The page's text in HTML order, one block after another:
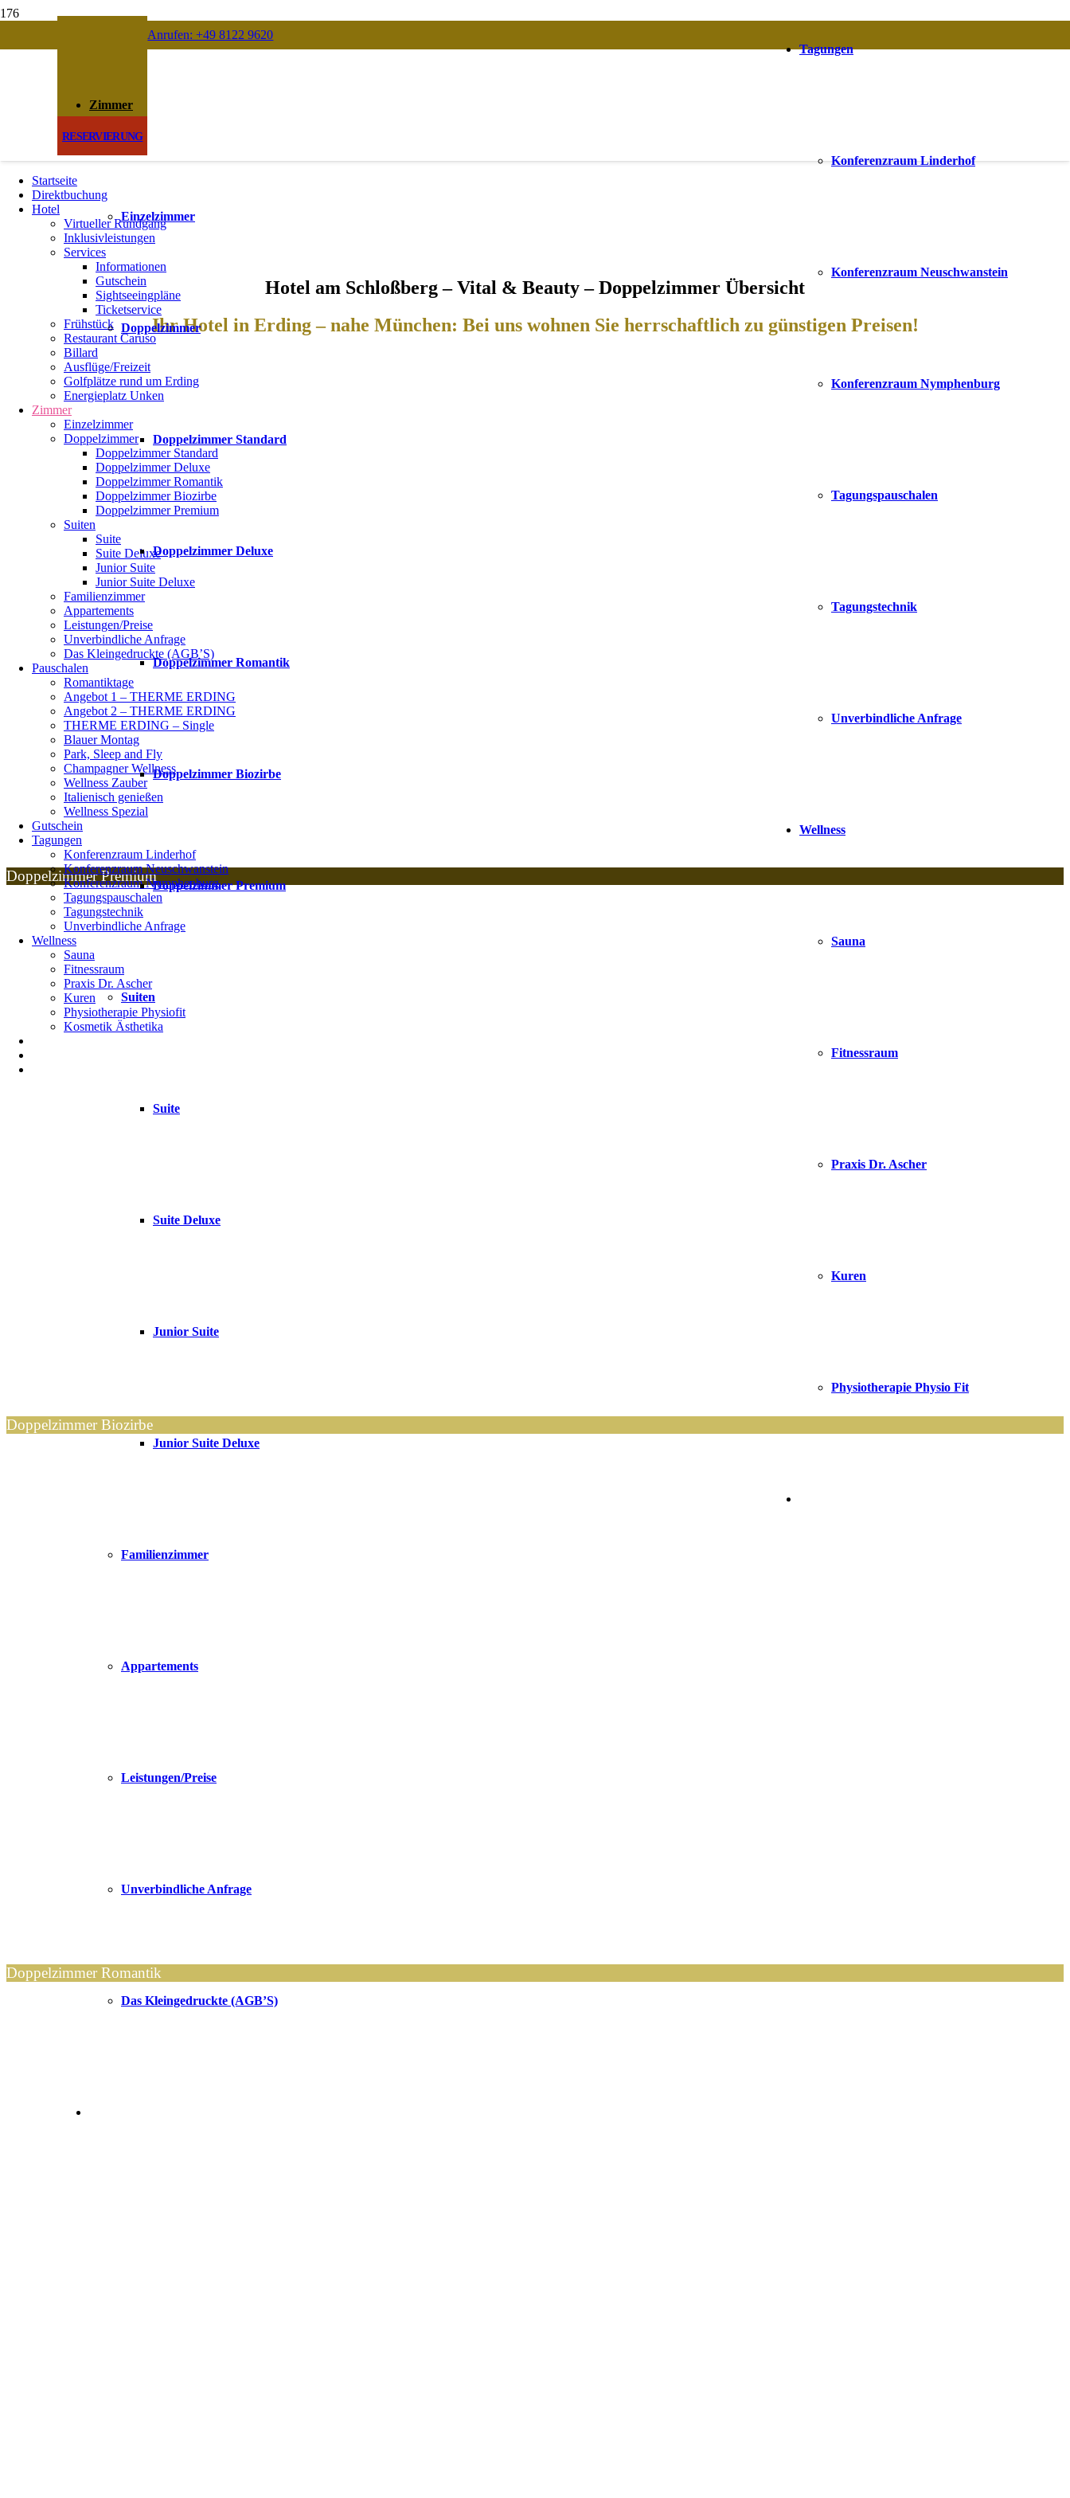
RESERVIERUNG
Anrufen: +49 8122 9620
Zimmer
Einzelzimmer
Doppelzimmer
Doppelzimmer Standard
Doppelzimmer Deluxe
Doppelzimmer Romantik
Doppelzimmer Biozirbe
Doppelzimmer Premium
Suiten
Suite
Suite Deluxe
Junior Suite
Junior Suite Deluxe
Familienzimmer
Appartements
Leistungen/Preise
Unverbindliche Anfrage
Das Kleingedruckte (AGB’S)
Tagungen
Konferenzraum Linderhof
Konferenzraum Neuschwanstein
Konferenzraum Nymphenburg
Tagungspauschalen
Tagungstechnik
Unverbindliche Anfrage
Wellness
Sauna
Fitnessraum
Praxis Dr. Ascher
Kuren
Physiotherapie Physio Fit
Startseite
Direktbuchung
Hotel
Virtueller Rundgang
Inklusivleistungen
Services
Informationen
Gutschein
Sightseeingpläne
Ticketservice
Frühstück
Restaurant Caruso
Billard
Ausflüge/Freizeit
Golfplätze rund um Erding
Energieplatz Unken
Zimmer
Einzelzimmer
Doppelzimmer
Doppelzimmer Standard
Doppelzimmer Deluxe
Doppelzimmer Romantik
Doppelzimmer Biozirbe
Doppelzimmer Premium
Suiten
Suite
Suite Deluxe
Junior Suite
Junior Suite Deluxe
Familienzimmer
Appartements
Leistungen/Preise
Unverbindliche Anfrage
Das Kleingedruckte (AGB’S)
Pauschalen
Romantiktage
Angebot 1 – THERME ERDING
Angebot 2 – THERME ERDING
THERME ERDING – Single
Blauer Montag
Park, Sleep and Fly
Champagner Wellness
Wellness Zauber
Italienisch genießen
Wellness Spezial
Gutschein
Tagungen
Konferenzraum Linderhof
Konferenzraum Neuschwanstein
Konferenzraum Nymphenburg
Tagungspauschalen
Tagungstechnik
Unverbindliche Anfrage
Wellness
Sauna
Fitnessraum
Praxis Dr. Ascher
Kuren
Physiotherapie Physiofit
Kosmetik Ästhetika
Hotel am Schloßberg – Vital & Beauty – Doppelzimmer Übersicht
Ihr Hotel in Erding – nahe München: Bei uns wohnen Sie herrschaftlich zu günstigen Preisen!
Doppelzimmer Premium
Doppelzimmer Biozirbe
Doppelzimmer Romantik